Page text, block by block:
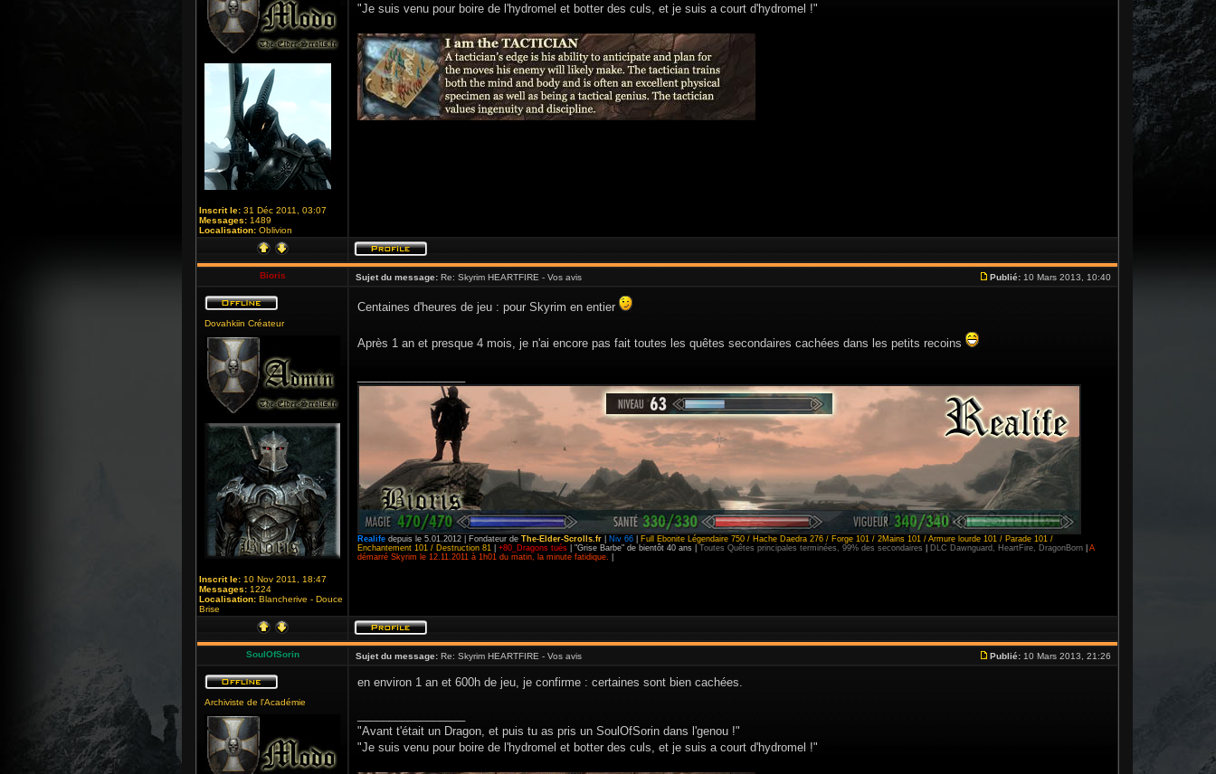
Inscrit le: 31 Déc 2011, 03:07
Messages: 1489
Localisation: Oblivion
"Je suis venu pour boire de l'hydromel et botter des culs, et je suis a court d'hydromel !"
Bioris Sujet du message: Re: Skyrim HEARTFIRE - Vos avis Publié: 10 Mars 2013, 10:40
Dovahkiin Créateur
Inscrit le: 10 Nov 2011, 18:47
Messages: 1224
Localisation: Blancherive - Douce
Brise
Centaines d'heures de jeu : pour Skyrim en entier
Après 1 an et presque 4 mois, je n'ai encore pas fait toutes les quêtes secondaires cachées dans les petits recoins
Realife depuis le 5.01.2012 | Fondateur de The-Elder-Scrolls.fr Niv 66
Full Ebonite Légendaire 750 / Hache Daedra 276 / Forge 101 / 2Mains 101 / Armure lourde 101 / Parade 101 /
Enchantement 101 / Destruction 81
+80_Dragons tués | "Grise Barbe" de bientôt 40 ans | Toutes Quêtes principales terminées, 99% des secondaires DLC Dawnguard, HeartFire, DragonBorn
A
démarré Skyrim le 12.11.2011 à 1h01 du matin, la minute fatidique.
SoulOfSorin Sujet du message: Re: Skyrim HEARTFIRE - Vos avis Publié: 10 Mars 2013, 21:26
Archiviste de l'Académie
en environ 1 an et 600h de jeu, je confirme : certaines sont bien cachées.
"Avant t'était un Dragon, et puis tu as pris un SoulOfSorin dans l'genou !"
"Je suis venu pour boire de l'hydromel et botter des culs, et je suis a court d'hydromel !"